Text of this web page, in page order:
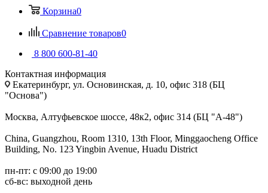
Корзина0
Сравнение товаров0
8 800 600-81-40
Контактная информация
Екатеринбург, ул. Основинская, д. 10, офис 318 (БЦ
"Основа")
Москва, Алтуфьевское шоссе, 48к2, офис 314 (БЦ "А-48")
China, Guangzhou, Room 1310, 13th Floor, Minggaocheng Office
Building, No. 123 Yingbin Avenue, Huadu District
пн-пт: с 09:00 до 19:00
сб-вс: выходной день